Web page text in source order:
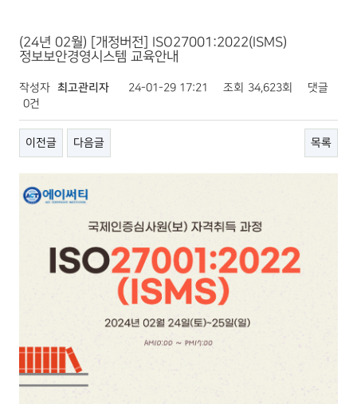
(24년 02월) [개정버전] ISO27001:2022(ISMS)
정보보안경영시스템 교육안내
작성자 최고관리자 24-01-29 17:21 조회 34,623회
댓글
0건
이전글 다음글 목록